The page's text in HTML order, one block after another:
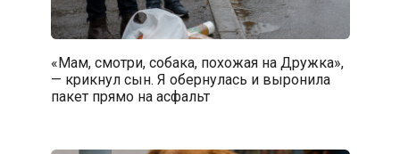
«Мам, смотри, собака, похожая на Дружка»,
— крикнул сын. Я обернулась и выронила
пакет прямо на асфальт